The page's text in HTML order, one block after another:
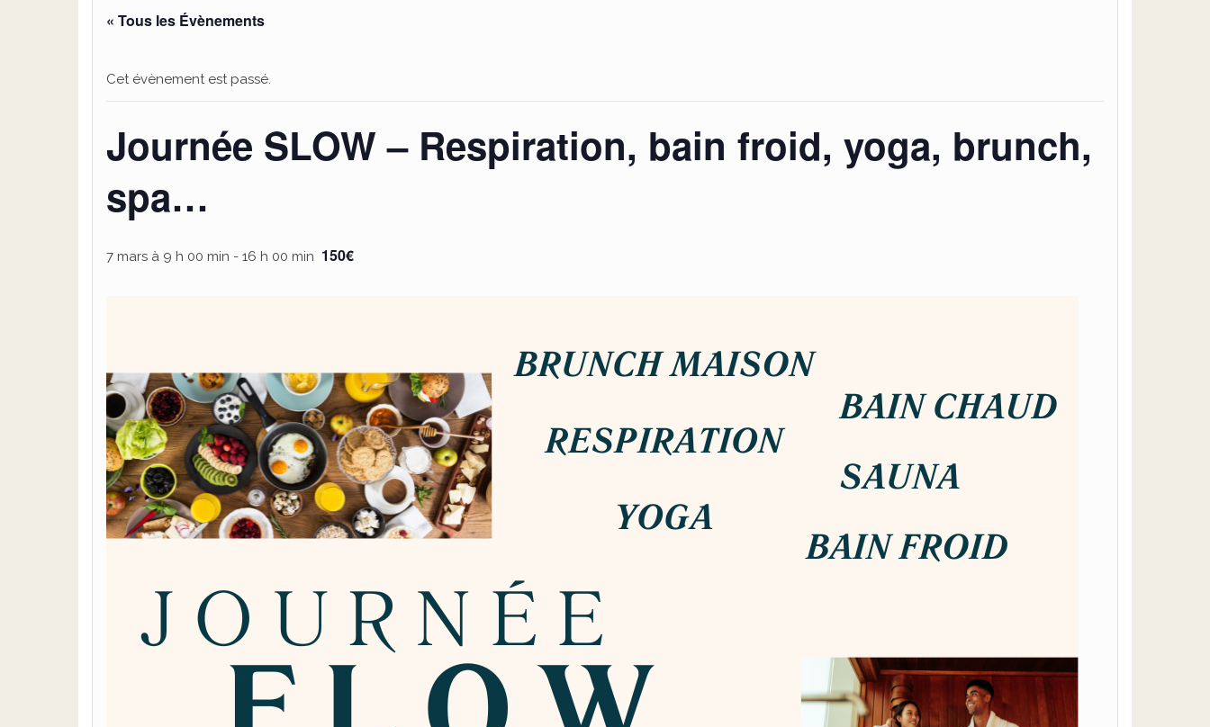
« Tous les Évènements
Cet évènement est passé.
Journée SLOW – Respiration, bain froid, yoga, brunch,
spa…
7 mars à 9 h 00 min - 16 h 00 min 150€